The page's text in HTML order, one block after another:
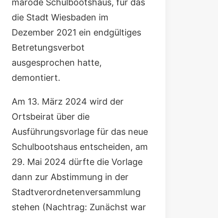
marode Schulbootshaus, für das
die Stadt Wiesbaden im
Dezember 2021 ein endgültiges
Betretungsverbot
ausgesprochen hatte,
demontiert.
Am 13. März 2024 wird der
Ortsbeirat über die
Ausführungsvorlage für das neue
Schulbootshaus entscheiden, am
29. Mai 2024 dürfte die Vorlage
dann zur Abstimmung in der
Stadtverordnetenversammlung
stehen (Nachtrag: Zunächst war